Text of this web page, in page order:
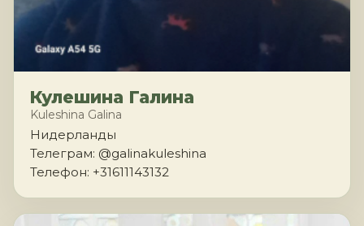
Кулешина Галина
Kuleshina Galina
Нидерланды
Телеграм: @galinakuleshina
Телефон: +31611143132